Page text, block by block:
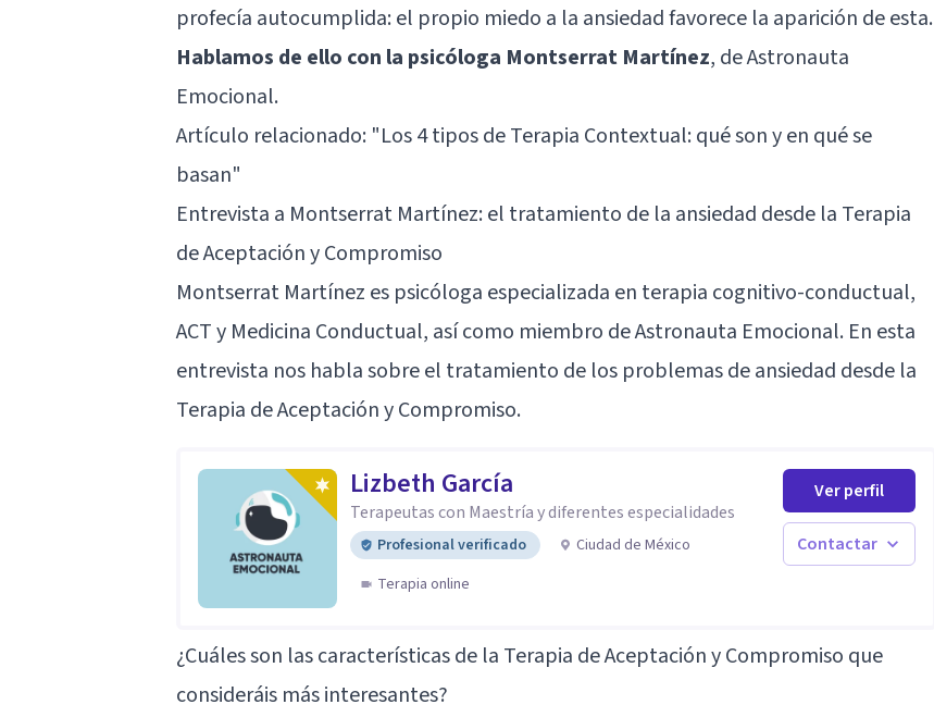
profecía autocumplida: el propio miedo a la ansiedad favorece la aparición de esta.
Hablamos de ello con la psicóloga Montserrat Martínez, de Astronauta
Emocional.
Artículo relacionado: "Los 4 tipos de Terapia Contextual: qué son y en qué se
basan"
Entrevista a Montserrat Martínez: el tratamiento de la ansiedad desde la Terapia
de Aceptación y Compromiso
Montserrat Martínez es psicóloga especializada en terapia cognitivo-conductual,
ACT y Medicina Conductual, así como miembro de Astronauta Emocional. En esta
entrevista nos habla sobre el tratamiento de los problemas de ansiedad desde la
Terapia de Aceptación y Compromiso.
Lizbeth García
Terapeutas con Maestría y diferentes especialidades
Profesional verificado
Ciudad de México
Terapia online
Ver perfil
Contactar
¿Cuáles son las características de la Terapia de Aceptación y Compromiso que
consideráis más interesantes?